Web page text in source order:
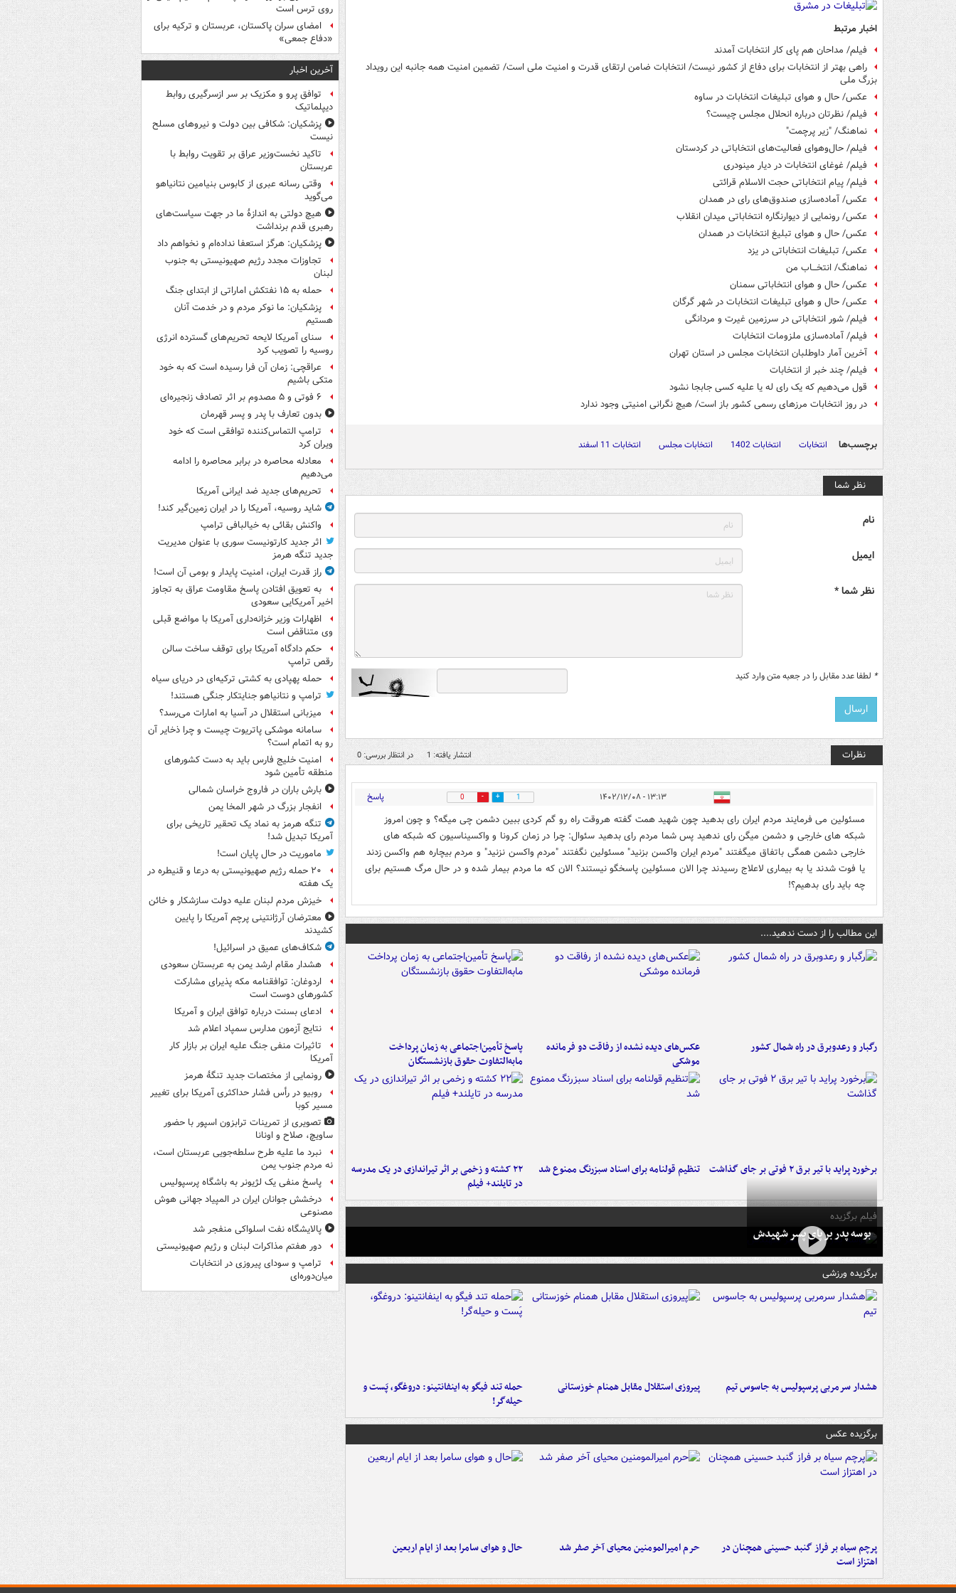
اخبار مرتبط
فیلم/ مداحان هم پای کار انتخابات آمدند
راهی بهتر از انتخابات برای دفاع از کشور نیست/ انتخابات ضامن ارتقای قدرت و امنیت ملی است/ تضمین امنیت همه جانبه این رویداد
بزرگ ملی
عکس/ حال و هوای تبلیغات انتخابات در ساوه
فیلم/ نظرتان درباره انحلال مجلس چیست؟
نماهنگ/ "زیر پرچمت"
فیلم/ حال‌وهوای فعالیت‌های انتخاباتی در کردستان
فیلم/ غوغای انتخابات در دیار مینودری
فیلم/ پیام انتخاباتی حجت الاسلام قرائتی
عکس/ آماده‌سازی صندوق‌های رای در همدان
عکس/ رونمایی از دیوارنگاره انتخاباتی میدان انقلاب
عکس/ حال و هوای تبلیغ انتخابات در همدان
عکس/ تبلیغات انتخاباتی در یزد
نماهنگ/ انتخـــاب من
عکس/ حال و هوای انتخاباتی سمنان
عکس/ حال و هوای تبلیغات انتخابات در شهر گرگان
فیلم/ شور انتخاباتی در سرزمین غیرت و مردانگی
فیلم/ آماده‌سازی ملزومات انتخابات
آخرین آمار داوطلبان انتخابات مجلس در استان تهران
فیلم/ چند خبر از انتخابات
قول می‌دهیم که یک رای له یا علیه کسی جابجا نشود
در روز انتخابات مرزهای رسمی کشور باز است/ هیچ نگرانی امنیتی وجود ندارد
برچسب‌ها انتخابات انتخابات 1402 انتخابات مجلس انتخابات 11 اسفند
نظر شما
نام
ایمیل
نظر شما *
* لطفا عدد مقابل را در جعبه متن وارد کنید
نظرات انتشار یافته: 1 در انتظار بررسی: 0
۱۳:۱۳ - ۱۴۰۲/۱۲/۰۸ 1
0 پاسخ
مسئولین می فرمایند مردم ایران رای بدهید چون شهید همت گفته هروقت راه رو گم کردی ببین دشمن چی میگه؟ و چون امروز
شبکه های خارجی و دشمن میگن رای ندهید پس شما مردم رای بدهید سئوال: چرا در زمان کرونا و واکسیناسیون که شبکه های
خارجی دشمن همگی باتفاق میگفتند "مردم ایران واکسن بزنید" مسئولین نگفتند "مردم واکسن نزنید" و مردم بیچاره هم واکسن زدند
یا فوت شدند یا به بیماری لاعلاج رسیدند چرا الان مسئولین پاسخگو نیستند؟ الان که ما مردم بیمار شده و در حال مرگ هستیم برای
چه باید رای بدهیم؟!
این مطالب را از دست ندهید....
رگبار و رعدوبرق در راه شمال کشور
عکس‌های دیده نشده از رفاقت دو فرمانده‌
موشکی
پاسخ تأمین‌اجتماعی به زمان پرداخت
مابه‌التفاوت حقوق بازنشستگان
برخورد پراید با تیر برق ۲ فوتی بر جای گذاشت تنظیم قولنامه برای اسناد سبزرنگ ممنوع شد
۲۲ کشته و زخمی بر اثر تیراندازی در یک مدرسه
در تایلند+ فیلم
فیلم برگزیده
بوسه‌ پدر بر پای پسر شهیدش
برگزیده ورزشی
هشدار سرمربی پرسپولیس به جاسوس تیم پیروزی استقلال مقابل همنام خوزستانی
حمله تند فیگو به اینفانتینو: دروغگو، پَست‌ و
حیله‌گر!
برگزیده عکس
پرچم سیاه بر فراز گنبد حسینی همچنان در
اهتزاز است
حرم امیرالمومنین محیای آخر صفر شد حال و هوای سامرا بعد از ایام اربعین
روی ترس است
امضای سران پاکستان، عربستان و ترکیه برای
«دفاع جمعی»
آخرین اخبار
توافق پرو و مکزیک بر سر ازسرگیری روابط
دیپلماتیک
پزشکیان: شکافی بین دولت و نیروهای مسلح
نیست
تاکید نخست‌وزیر عراق بر تقویت روابط با
عربستان
وقتی رسانه عبری از کابوس بنیامین نتانیاهو
می‌گوید
هیچ دولتی به اندازۀ ما در جهت سیاست‌های
رهبری قدم برنداشت
پزشکیان: هرگز استعفا نداده‌ام و نخواهم داد
تجاوزات مجدد رژیم صهیونیستی به جنوب
لبنان
حمله به ۱۵ نفتکش‌ اماراتی از ابتدای جنگ
پزشکیان: ما نوکر مردم و در خدمت آنان
هستیم
سنای آمریکا لایحه تحریم‌های گسترده انرژی
روسیه را تصویب کرد
عراقچی: زمان آن فرا رسیده است که به خود
متکی باشیم
۶ فوتی و ۵ مصدوم بر اثر تصادف زنجیره‌ای
بدون تعارف با پدر و پسر قهرمان
ترامپ التماس‌کننده توافقی است که خود
ویران کرد
معادله محاصره در برابر محاصره را ادامه
می‌دهیم
تحریم‌های جدید ضد ایرانی آمریکا
شاید روسیه، آمریکا را در ایران زمین‌گیر کند!
واکنش بقائی به خیالبافی ترامپ
اثر جدید کارتونیست سوری با عنوان مدیریت
جدید تنگه هرمز
راز قدرت ایران، امنیت پایدار و بومی آن است!
به تعویق افتادن پاسخ مقاومت عراق به تجاوز
اخیر آمریکایی سعودی
اظهارات وزیر خزانه‌داری آمریکا با مواضع قبلی
وی متناقض است
حکم دادگاه آمریکا برای توقف ساخت سالن
رقص ترامپ
حمله پهپادی به کشتی ترکیه‌ای در دریای سیاه
ترامپ و نتانیاهو جنایتکار جنگی هستند!
میزبانی استقلال در آسیا به امارات می‌رسد؟
سامانه موشکی پاتریوت چیست و چرا ذخایر آن
رو به اتمام است؟
امنیت خلیج فارس باید به دست کشورهای
منطقه تأمین شود
بارش باران در فاروج خراسان شمالی
انفجار بزرگ در شهر المخا یمن
تنگه هرمز به نماد یک تحقیر تاریخی برای
آمریکا تبدیل شد!
ماموریت در حال پایان است!
۲۰ حمله رژیم صهیونیستی به درعا و قنیطره در
یک هفته
خیزش مردم لبنان علیه دولت سازشکار و خائن
معترضان آرژانتینی پرچم آمریکا را پایین
کشیدند
شکاف‌های عمیق در اسرائیل!
هشدار مقام ارشد یمن به عربستان سعودی
اردوغان: توافقنامه مکه پذیرای مشارکت
کشورهای دوست است
ادعای بسنت درباره توافق ایران و آمریکا
نتایج آزمون مدارس سمپاد اعلام شد
تاثیرات منفی جنگ علیه ایران بر بازار کار
آمریکا
رونمایی از مختصات جدید تنگۀ هرمز
روبیو در رأس فشار حداکثری آمریکا برای تغییر
مسیر کوبا
تصویری از تمرینات ترابزون اسپور با حضور
ساویچ، صلاح و اونانا
نبرد ما علیه طرح سلطه‌جویی عربستان است،
نه مردم جنوب یمن
پاسخ منفی یک لژیونر به باشگاه پرسپولیس
درخشش جوانان ایران در المپیاد جهانی هوش
مصنوعی
پالایشگاه نفت اسلواکی منفجر شد
دور هفتم مذاکرات لبنان و رژیم صهیونیستی
ترامپ و سودای پیروزی در انتخابات
میان‌دوره‌ای